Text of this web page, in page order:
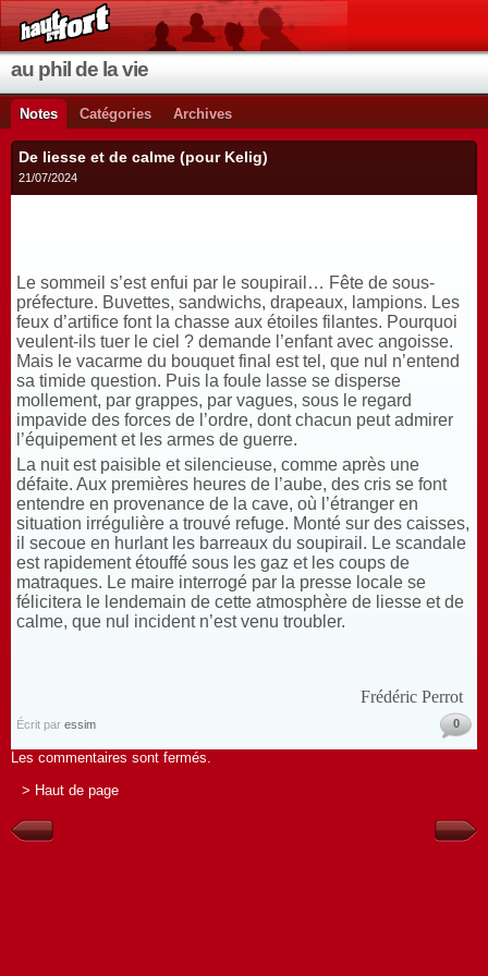
au phil de la vie
Notes Catégories Archives
De liesse et de calme (pour Kelig)
21/07/2024
Le sommeil s’est enfui par le soupirail… Fête de sous-
préfecture. Buvettes, sandwichs, drapeaux, lampions. Les
feux d’artifice font la chasse aux étoiles filantes. Pourquoi
veulent-ils tuer le ciel ? demande l’enfant avec angoisse.
Mais le vacarme du bouquet final est tel, que nul n’entend
sa timide question. Puis la foule lasse se disperse
mollement, par grappes, par vagues, sous le regard
impavide des forces de l’ordre, dont chacun peut admirer
l’équipement et les armes de guerre.
La nuit est paisible et silencieuse, comme après une
défaite. Aux premières heures de l’aube, des cris se font
entendre en provenance de la cave, où l’étranger en
situation irrégulière a trouvé refuge. Monté sur des caisses,
il secoue en hurlant les barreaux du soupirail. Le scandale
est rapidement étouffé sous les gaz et les coups de
matraques. Le maire interrogé par la presse locale se
félicitera le lendemain de cette atmosphère de liesse et de
calme, que nul incident n’est venu troubler.
Frédéric Perrot
Écrit par essim 0
Les commentaires sont fermés.
> Haut de page